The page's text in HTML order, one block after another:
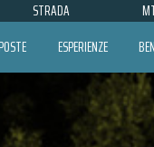
STRADA
ESPERIENZE